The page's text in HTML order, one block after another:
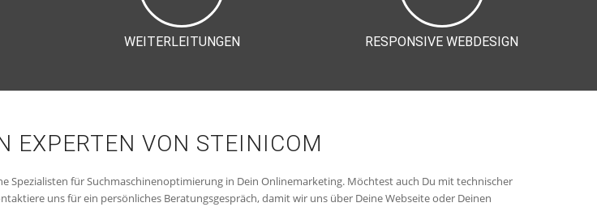
WEITERLEITUNGEN RESPONSIVE WEBDESIGN
EXPERTEN VON STEINICOM
Spezialisten für Suchmaschinenoptimierung in Dein Onlinemarketing. Möchtest auch Du mit technischer
uns für ein persönliches Beratungsgespräch, damit wir uns über Deine Webseite oder Deinen